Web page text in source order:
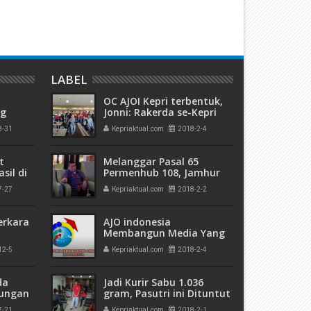
di
31
di
27
5
LABEL
OC AJOI Kepri terbentuk,
Jonni: Rakerda se-Kepri
Akan Terlaksana
Kepriaktual.com 2018-2-4
Melanggar Pasal 65
Permenhub 108, Jamhur
Minta Aplikator di "Blokir"
Kepriaktual.com 2018-2-2
AJO indonesia
Membangun Media Yang
Profesional
Kepriaktual.com 2018-2-4
Jadi Kurir Sabu 1.036
gram, Pasutri ini Dituntut
Jaksa 16 tahun